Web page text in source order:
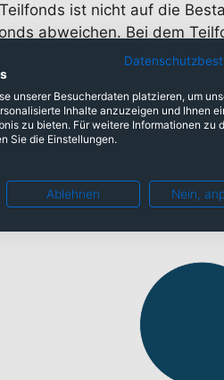
ist nicht auf die
abweichen. Bei dem
unserer Besucherdaten platzieren, um
Inhalte anzuzeigen und Ihnen
zu bieten. Für weitere Informationen zu
Sie die Einstellungen.
Ablehnen Nein,